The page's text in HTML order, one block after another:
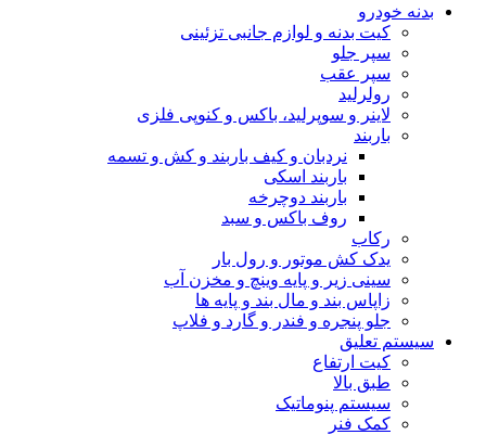
بدنه خودرو
کیت بدنه و لوازم جانبی تزئینی
سپر جلو
سپر عقب
رولرلید
لاینر و سوپرلید، باکس و کنوپی فلزی
باربند
نردبان و کیف باربند و کش و تسمه
باربند اسکی
باربند دوچرخه
روف باکس و سبد
رکاب
یدک کش موتور و رول بار
سینی زیر و پایه وینچ و مخزن آب
زاپاس بند و مال بند و پایه ها
جلو پنجره و فندر و گارد و فلاپ
سیستم تعلیق
کیت ارتفاع
طبق بالا
سیستم پنوماتیک
کمک فنر